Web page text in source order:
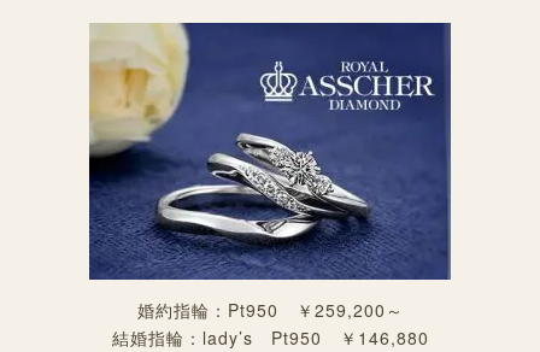
婚約指輪：Pt950 ￥259,200～
結婚指輪：lady’s Pt950 ￥146,880